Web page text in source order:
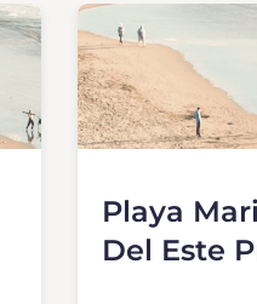
Playa
Del Este